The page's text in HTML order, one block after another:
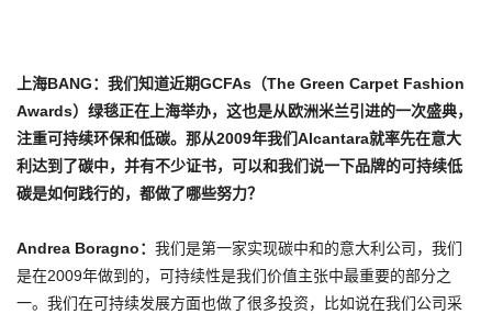
上海BANG：我们知道近期GCFAs（The Green Carpet Fashion
Awards）绿毯正在上海举办，这也是从欧洲米兰引进的一次盛典，
注重可持续环保和低碳。那从2009年我们Alcantara就率先在意大
利达到了碳中，并有不少证书，可以和我们说一下品牌的可持续低
碳是如何践行的，都做了哪些努力？
Andrea Boragno： 我们是第一家实现碳中和的意大利公司，我们
是在2009年做到的，可持续性是我们价值主张中最重要的部分之
一。我们在可持续发展方面也做了很多投资，比如说在我们公司采